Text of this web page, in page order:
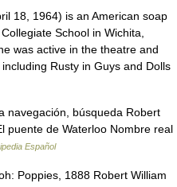
18, 1964) is an American soap
School in Wichita,
was active in the theatre and
Rusty in Guys and Dolls
navegación, búsqueda Robert
puente de Waterloo Nombre real
Español
Poppies, 1888 Robert William